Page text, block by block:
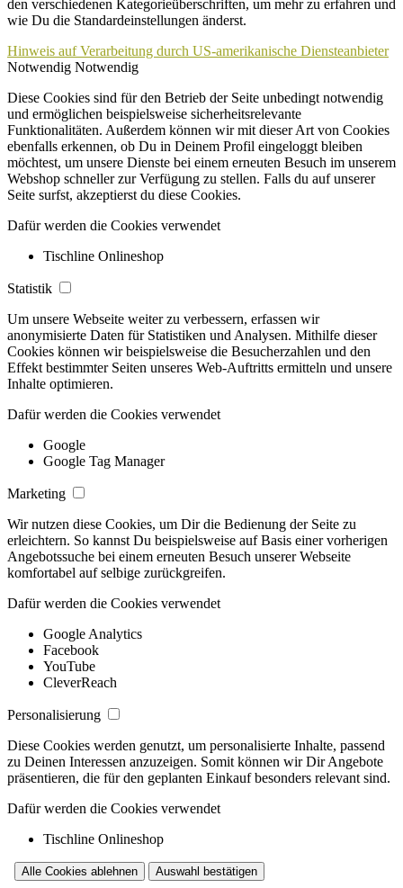
den verschiedenen Kategorieüberschriften, um mehr zu erfahren und
wie Du die Standardeinstellungen änderst.
Hinweis auf Verarbeitung durch US-amerikanische Diensteanbieter
Notwendig Notwendig
Diese Cookies sind für den Betrieb der Seite unbedingt notwendig
und ermöglichen beispielsweise sicherheitsrelevante
Funktionalitäten. Außerdem können wir mit dieser Art von Cookies
ebenfalls erkennen, ob Du in Deinem Profil eingeloggt bleiben
möchtest, um unsere Dienste bei einem erneuten Besuch im unserem
Webshop schneller zur Verfügung zu stellen. Falls du auf unserer
Seite surfst, akzeptierst du diese Cookies.
Dafür werden die Cookies verwendet
Tischline Onlineshop
Statistik
Um unsere Webseite weiter zu verbessern, erfassen wir
anonymisierte Daten für Statistiken und Analysen. Mithilfe dieser
Cookies können wir beispielsweise die Besucherzahlen und den
Effekt bestimmter Seiten unseres Web-Auftritts ermitteln und unsere
Inhalte optimieren.
Dafür werden die Cookies verwendet
Google
Google Tag Manager
Marketing
Wir nutzen diese Cookies, um Dir die Bedienung der Seite zu
erleichtern. So kannst Du beispielsweise auf Basis einer vorherigen
Angebotssuche bei einem erneuten Besuch unserer Webseite
komfortabel auf selbige zurückgreifen.
Dafür werden die Cookies verwendet
Google Analytics
Facebook
YouTube
CleverReach
Personalisierung
Diese Cookies werden genutzt, um personalisierte Inhalte, passend
zu Deinen Interessen anzuzeigen. Somit können wir Dir Angebote
präsentieren, die für den geplanten Einkauf besonders relevant sind.
Dafür werden die Cookies verwendet
Tischline Onlineshop
Alle Cookies ablehnen Auswahl bestätigen